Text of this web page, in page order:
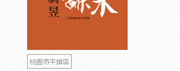
桃園市平鎮區